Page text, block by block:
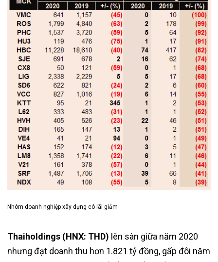
Nhóm doanh nghiệp xây dựng có lãi giảm
Thaiholdings (HNX: THD) lên sàn giữa năm 2020
nhưng đạt doanh thu hơn 1.821 tỷ đồng, gấp đôi năm